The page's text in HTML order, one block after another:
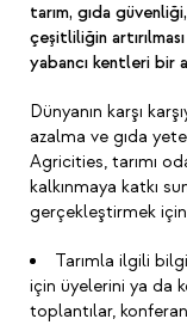
tarım, gıda
çeşitliliğin
yabancı kentleri bir
Dünyanın karşı
azalma ve gıda
Agricities, tarımı
kalkınmaya katkı
gerçekleştirmek
Tarımla ilgili
için üyelerini ya da
toplantılar,